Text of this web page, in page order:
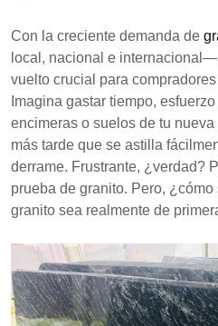
garantizar la calidad y
utilizado en diversas
evaluaciones científicas de
densidad y la resistencia,
especializados, y son
calidad del granito, que
visuales. Comprender estos
consumidores a tomar
los productos de granito.
como la absorción de
resistencia para
Las pruebas comunes
Con la creciente demanda de
local, nacional e
vuelto crucial para
Imagina gastar tiempo,
encimeras o suelos de tu
más tarde que se astilla
derrame. Frustrante, ¿verdad?
prueba de granito. Pero, ¿cómo
granito sea realmente de